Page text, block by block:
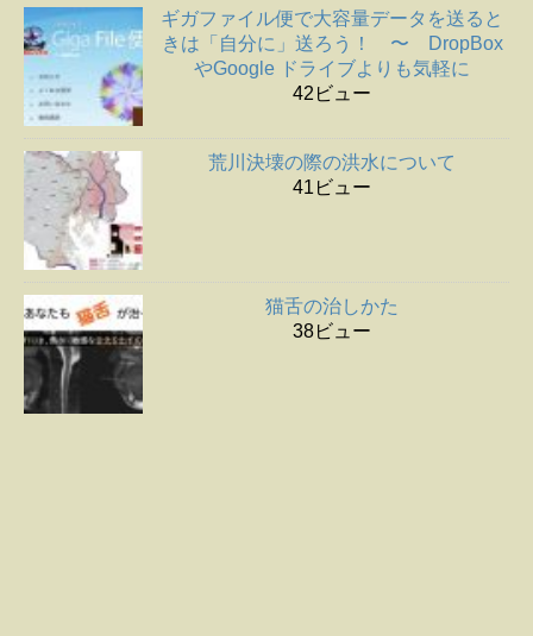
ギガファイル便で大容量データを送ると
きは「自分に」送ろう！ 〜 DropBox
やGoogle ドライブよりも気軽に
42ビュー
荒川決壊の際の洪水について
41ビュー
猫舌の治しかた
38ビュー